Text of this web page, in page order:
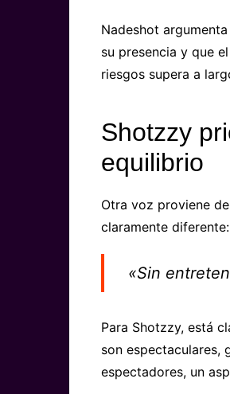
Nadeshot
su presencia y que
riesgos supera a
Shotzzy
equilibrio
Otra voz proviene de
claramente diferente:
«Sin
Para Shotzzy, está
son espectaculares,
espectadores, un